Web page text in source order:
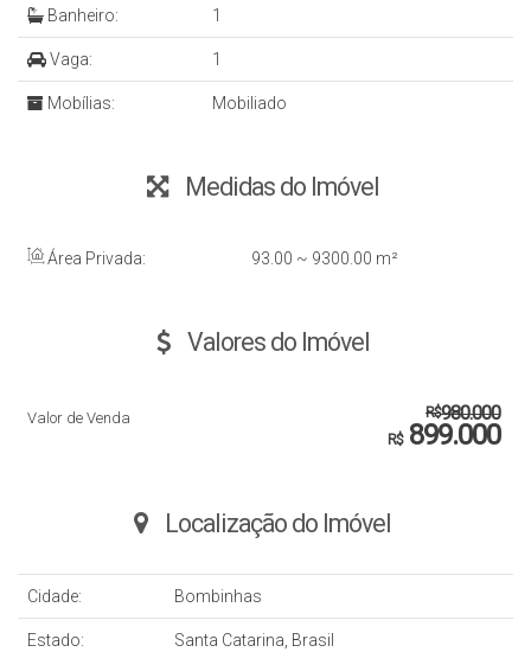
Banheiro: 1
Vaga: 1
Mobílias: Mobiliado
Medidas do Imóvel
Área Privada: 93.00 ~ 9300.00 m²
Valores do Imóvel
R$980.000
R$899.000
Valor de Venda
Localização do Imóvel
Cidade: Bombinhas
Estado: Santa Catarina, Brasil